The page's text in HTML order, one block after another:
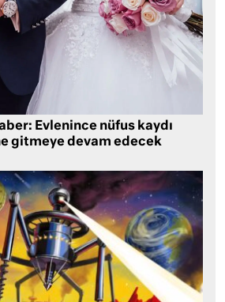
Evlenince nüfus kaydı
gitmeye devam edecek